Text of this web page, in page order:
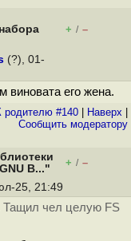
+ / –
(?), 01-
виновата его жена.
родителю #140 Наверх
Cообщить модератору
B..."
+ / –
25, 21:49
Тащил чел целую FS